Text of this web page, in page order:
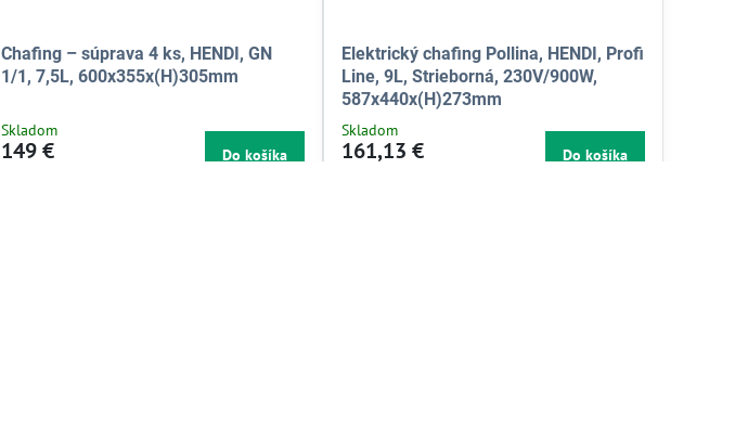
Chafing – súprava 4 ks, HENDI, GN
1/1, 7,5L, 600x355x(H)305mm
Skladom
149 € Do košíka
Elektrický chafing Pollina, HENDI, Profi
Line, 9L, Strieborná, 230V/900W,
587x440x(H)273mm
Skladom
161,13 € Do košíka